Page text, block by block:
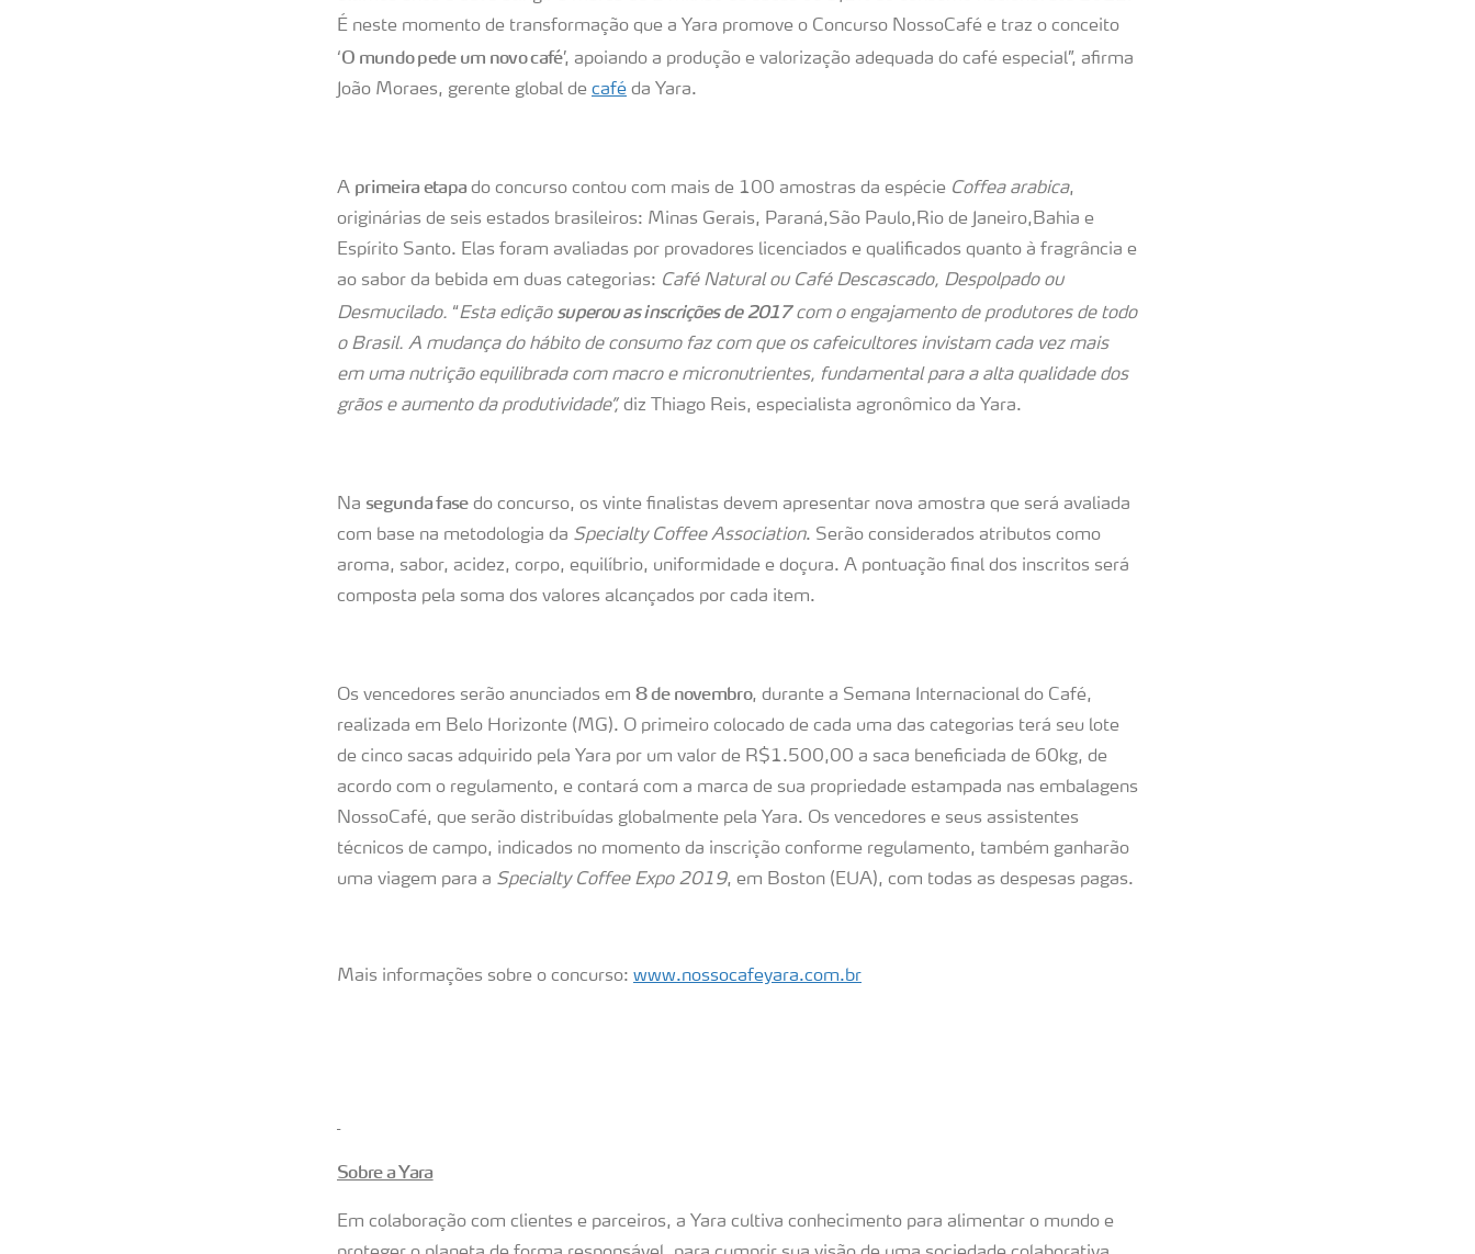
É neste momento de transformação que a Yara promove o Concurso NossoCafé e traz o conceito
‘O mundo pede um novo café’, apoiando a produção e valorização adequada do café especial”, afirma
João Moraes, gerente global de café da Yara.
A primeira etapa do concurso contou com mais de 100 amostras da espécie Coffea arabica,
originárias de seis estados brasileiros: Minas Gerais, Paraná,São Paulo,Rio de Janeiro,Bahia e
Espírito Santo. Elas foram avaliadas por provadores licenciados e qualificados quanto à fragrância e
ao sabor da bebida em duas categorias: Café Natural ou Café Descascado, Despolpado ou
Desmucilado. “Esta edição superou as inscrições de 2017com o engajamento de produtores de todo
o Brasil. A mudança do hábito de consumo faz com que os cafeicultores invistam cada vez mais
em uma nutrição equilibrada com macro e micronutrientes, fundamental para a alta qualidade dos
grãos e aumento da produtividade”, diz Thiago Reis, especialista agronômico da Yara.
Na segunda fasedo concurso, os vinte finalistas devem apresentar nova amostra que será avaliada
com base na metodologia da Specialty Coffee Association. Serão considerados atributos como
aroma, sabor, acidez, corpo, equilíbrio, uniformidade e doçura. A pontuação final dos inscritos será
composta pela soma dos valores alcançados por cada item.
Os vencedores serão anunciados em 8 de novembro, durante a Semana Internacional do Café,
realizada em Belo Horizonte (MG). O primeiro colocado de cada uma das categorias terá seu lote
de cinco sacas adquirido pela Yara por um valor de R$1.500,00 a saca beneficiada de 60kg, de
acordo com o regulamento, e contará com a marca de sua propriedade estampada nas embalagens
NossoCafé, que serão distribuídas globalmente pela Yara. Os vencedores e seus assistentes
técnicos de campo, indicados no momento da inscrição conforme regulamento, também ganharão
uma viagem para a Specialty Coffee Expo 2019, em Boston (EUA), com todas as despesas pagas.
Mais informações sobre o concurso: www.nossocafeyara.com.br
Sobre a Yara
Em colaboração com clientes e parceiros, a Yara cultiva conhecimento para alimentar o mundo e